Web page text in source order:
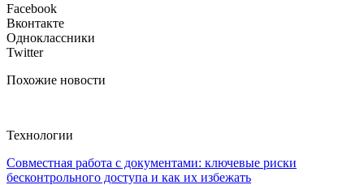
Facebook
Вконтакте
Одноклассники
Twitter
Похожие новости
Технологии
Совместная работа с документами: ключевые риски
бесконтрольного доступа и как их избежать